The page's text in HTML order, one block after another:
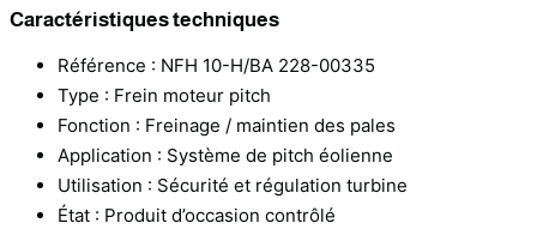
Caractéristiques techniques
Référence : NFH 10-H/BA 228-00335
Type : Frein moteur pitch
Fonction : Freinage / maintien des pales
Application : Système de pitch éolienne
Utilisation : Sécurité et régulation turbine
État : Produit d’occasion contrôlé